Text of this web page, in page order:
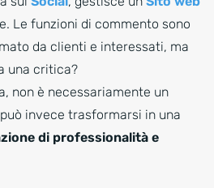
Le funzioni di commento sono
da clienti e interessati, ma
una critica?
non è necessariamente un
invece trasformarsi in una
di professionalità e